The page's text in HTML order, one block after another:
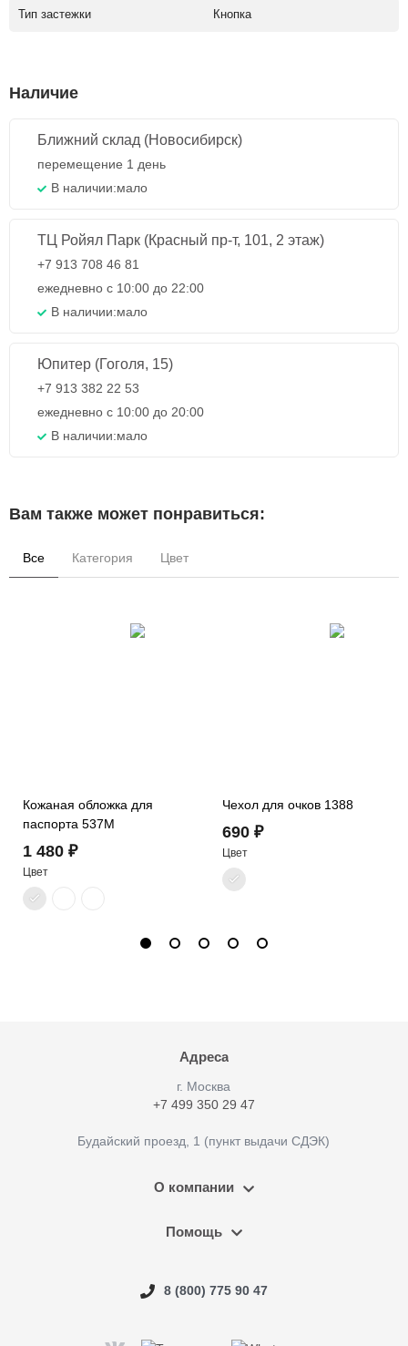
Тип застежки Кнопка
Наличие
Ближний склад (Новосибирск)
перемещение 1 день
В наличии:мало
ТЦ Ройял Парк (Красный пр-т, 101, 2 этаж)
+7 913 708 46 81
ежедневно с 10:00 до 22:00
В наличии:мало
Юпитер (Гоголя, 15)
+7 913 382 22 53
ежедневно с 10:00 до 20:00
В наличии:мало
Вам также может понравиться:
Все Категория Цвет
Кожаная обложка для
паспорта 537M
1 480 ₽
Цвет
Чехол для очков 1388
690 ₽
Цвет
Адреса
г. Москва
+7 499 350 29 47
Будайский проезд, 1 (пункт выдачи СДЭК)
О компании
Помощь
8 (800) 775 90 47